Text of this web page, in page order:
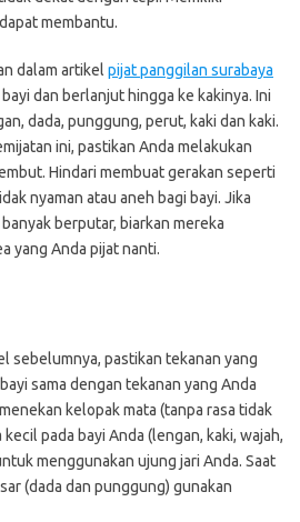
membantu.
dalam artikel pijat panggilan surabaya
dan berlanjut hingga ke kakinya. Ini
dada, punggung, perut, kaki dan kaki.
ini, pastikan Anda melakukan
Hindari membuat gerakan seperti
nyaman atau aneh bagi bayi. Jika
berputar, biarkan mereka
yang Anda pijat nanti.
sebelumnya, pastikan tekanan yang
sama dengan tekanan yang Anda
kelopak mata (tanpa rasa tidak
kecil pada bayi Anda (lengan, kaki, wajah,
menggunakan ujung jari Anda. Saat
(dada dan punggung) gunakan